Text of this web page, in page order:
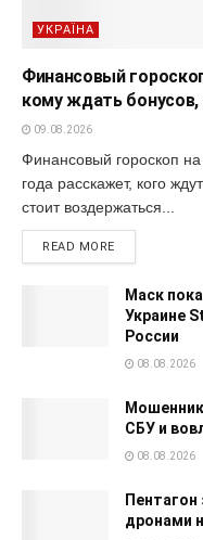
УКРАЇНА
Финансовый
кому ждать бонусов,
09.08.2026
Финансовый гороскоп
года расскажет, кого
стоит воздержаться...
READ MORE
Маск
Украине
России
08.08.2026
СБУ и
08.08.2026
дронами